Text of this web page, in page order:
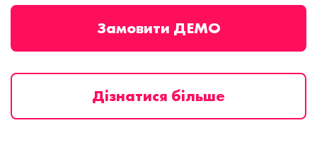
Замовити ДЕМО
Дізнатися більше